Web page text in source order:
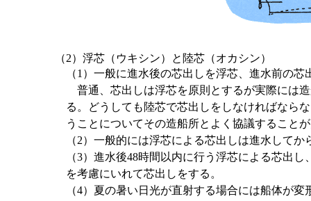
（2）浮芯（ウキシン）と陸芯（オカシン）
（1）一般に進水後の芯出しを浮芯、進水前の芯
普通、芯出しは浮芯を原則とするが実際には
る。どうしても陸芯で芯出しをしなければなら
うことについてその造船所とよく協議すること
（2）一般的には浮芯による芯出しは進水してか
（3）進水後48時間以内に行う浮芯による芯出
を考慮にいれて芯出しをする。
（4）夏の暑い日光が直射する場合には船体が